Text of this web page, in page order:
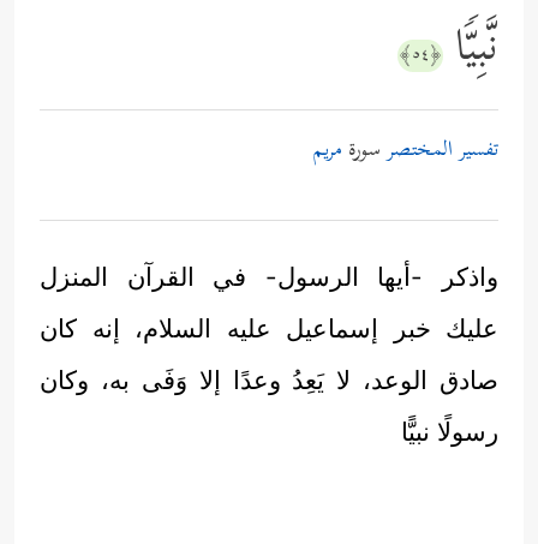
نَّبِیࣰّا ﴿٥٤﴾
تفسير المختصرسورة مريم
واذكر -أيها الرسول- في القرآن المنزل
عليك خبر إسماعيل عليه السلام، إنه كان
صادق الوعد، لا يَعِدُ وعدًا إلا وَفَى به، وكان
رسولًا نبيًّا